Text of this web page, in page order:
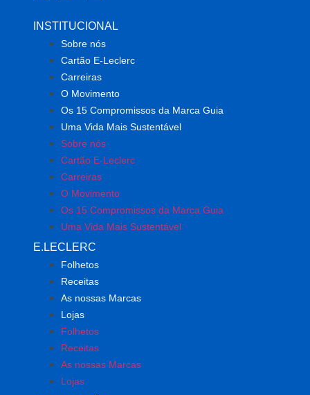
INSTITUCIONAL
Sobre nós
Cartão E-Leclerc
Carreiras
O Movimento
Os 15 Compromissos da Marca Guia
Uma Vida Mais Sustentável
Sobre nós
Cartão E-Leclerc
Carreiras
O Movimento
Os 15 Compromissos da Marca Guia
Uma Vida Mais Sustentável
E.LECLERC
Folhetos
Receitas
As nossas Marcas
Lojas
Folhetos
Receitas
As nossas Marcas
Lojas